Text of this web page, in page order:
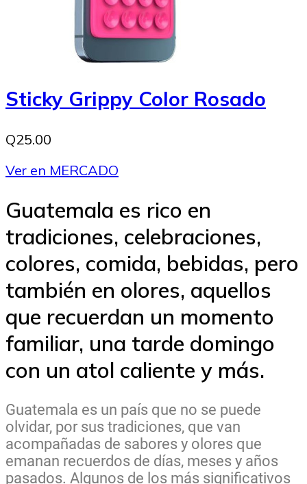
Sticky Grippy Color Rosado
Q25.00
Ver en MERCADO
Guatemala es rico en
tradiciones, celebraciones,
colores, comida, bebidas, pero
también en olores, aquellos
que recuerdan un momento
familiar, una tarde domingo
con un atol caliente y más.
Guatemala es un país que no se puede
olvidar, por sus tradiciones, que van
acompañadas de sabores y olores que
emanan recuerdos de días, meses y años
pasados. Algunos de los más significativos